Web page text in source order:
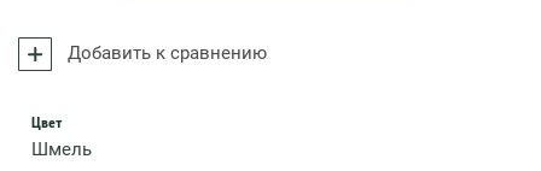
Добавить к сравнению
Цвет
Шмель